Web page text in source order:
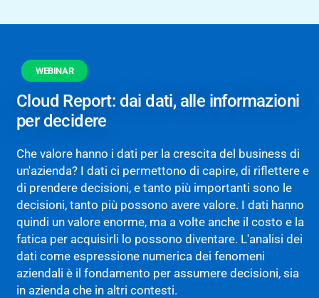
WEBINAR
Cloud Report: dai dati, alle informazioni
per decidere
Che valore hanno i dati per la crescita del business di
un'azienda? I dati ci permettono di capire, di riflettere e
di prendere decisioni, e tanto più importanti sono le
decisioni, tanto più possono avere valore. I dati hanno
quindi un valore enorme, ma a volte anche il costo e la
fatica per acquisirli lo possono diventare. L'analisi dei
dati come espressione numerica dei fenomeni
aziendali è il fondamento per assumere decisioni, sia
in azienda che in altri contesti.